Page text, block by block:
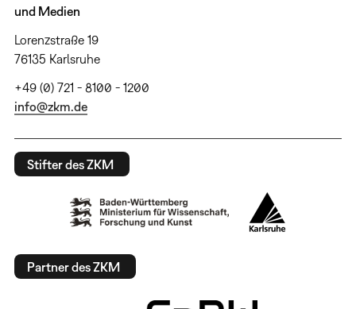
und Medien
Lorenzstraße 19
76135 Karlsruhe
+49 (0) 721 - 8100 - 1200
info@zkm.de
Stifter des ZKM
Partner des ZKM